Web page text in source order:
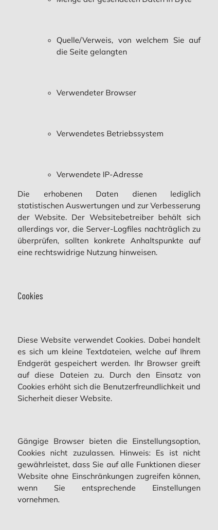
Quelle/Verweis, von welchem Sie auf
die Seite gelangten
Verwendeter Browser
Verwendetes Betriebssystem
Verwendete IP-Adresse
Die erhobenen Daten dienen lediglich
statistischen Auswertungen und zur Verbesserung
der Website. Der Websitebetreiber behält sich
allerdings vor, die Server-Logfiles nachträglich zu
überprüfen, sollten konkrete Anhaltspunkte auf
eine rechtswidrige Nutzung hinweisen.
Cookies
Diese Website verwendet Cookies. Dabei handelt
es sich um kleine Textdateien, welche auf Ihrem
Endgerät gespeichert werden. Ihr Browser greift
auf diese Dateien zu. Durch den Einsatz von
Cookies erhöht sich die Benutzerfreundlichkeit und
Sicherheit dieser Website.
Gängige Browser bieten die Einstellungsoption,
Cookies nicht zuzulassen. Hinweis: Es ist nicht
gewährleistet, dass Sie auf alle Funktionen dieser
Website ohne Einschränkungen zugreifen können,
wenn Sie entsprechende Einstellungen
vornehmen.